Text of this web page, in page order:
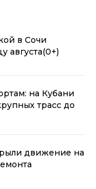
в Сочи
августа(0+)
на Кубани
трасс до
движение на